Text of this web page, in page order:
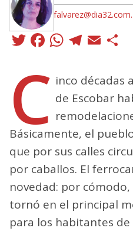
Twitter
Facebook
C inco décadas
de Escobar
Básicamente, el
que por sus calles
por caballos. El
novedad: por
tornó en el principal
para los habitantes